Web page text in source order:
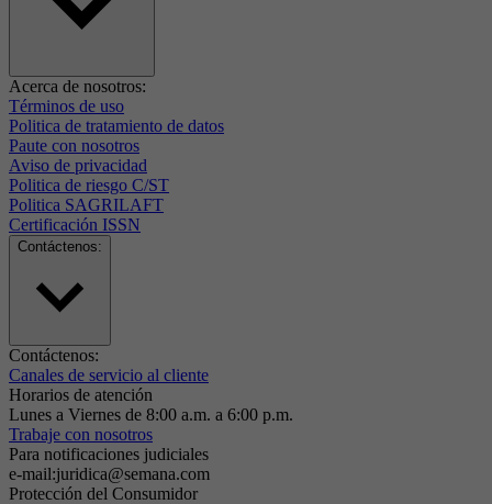
Acerca de nosotros:
Términos de uso
Politica de tratamiento de datos
Paute con nosotros
Aviso de privacidad
Politica de riesgo C/ST
Politica SAGRILAFT
Certificación ISSN
Contáctenos:
Contáctenos:
Canales de servicio al cliente
Horarios de atención
Lunes a Viernes de 8:00 a.m. a 6:00 p.m.
Trabaje con nosotros
Para notificaciones judiciales
e-mail:juridica@semana.com
Protección del Consumidor